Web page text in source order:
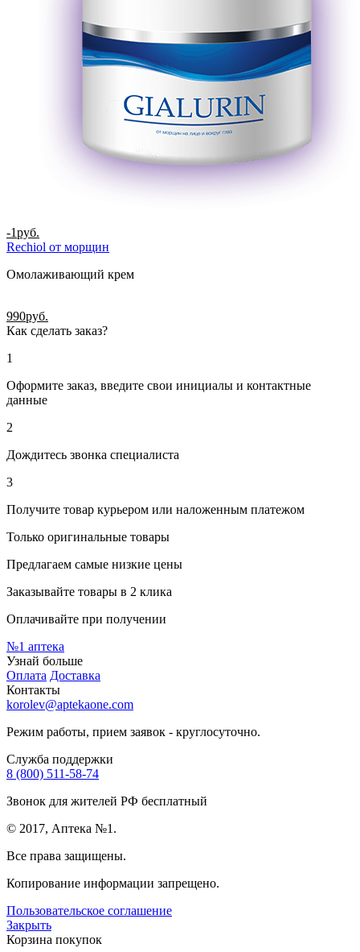
-1руб.
Rechiol от морщин
Омолаживающий крем
990руб.
Как сделать заказ?
1
Оформите заказ, введите свои инициалы и контактные
данные
2
Дождитесь звонка специалиста
3
Получите товар курьером или наложенным платежом
Только оригинальные товары
Предлагаем самые низкие цены
Заказывайте товары в 2 клика
Оплачивайте при получении
№1 аптека
Узнай больше
Оплата Доставка
Контакты
korolev@aptekaone.com
Режим работы, прием заявок - круглосуточно.
Служба поддержки
8 (800) 511-58-74
Звонок для жителей РФ бесплатный
© 2017, Аптека №1.
Все права защищены.
Копирование информации запрещено.
Пользовательское соглашение
Закрыть
Корзина покупок